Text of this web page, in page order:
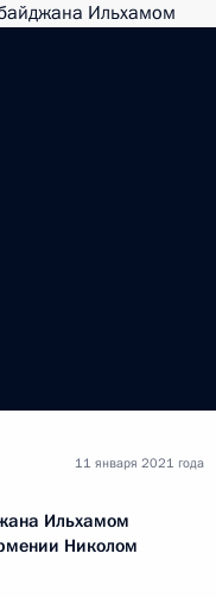
Ильхамом
Николом
11 января 2021 года